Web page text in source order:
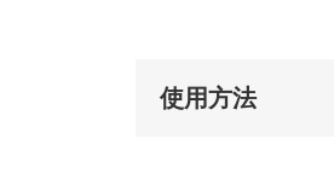
使用方法